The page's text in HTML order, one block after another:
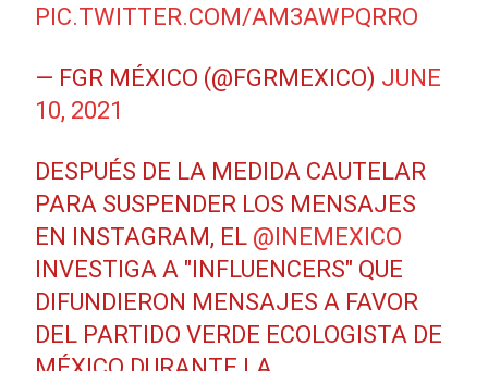
PIC.TWITTER.COM/AM3AWPQRRO
— FGR MÉXICO (@FGRMEXICO) JUNE
10, 2021
DESPUÉS DE LA MEDIDA CAUTELAR
PARA SUSPENDER LOS MENSAJES
EN INSTAGRAM, EL @INEMEXICO
INVESTIGA A "INFLUENCERS" QUE
DIFUNDIERON MENSAJES A FAVOR
DEL PARTIDO VERDE ECOLOGISTA DE